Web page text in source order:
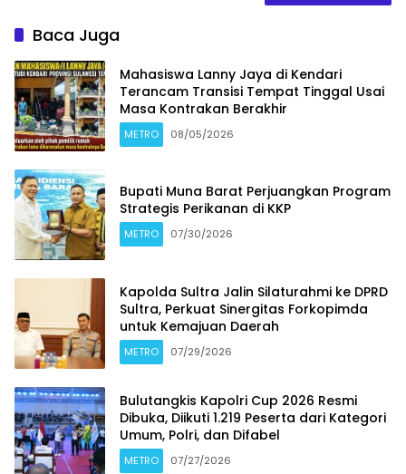
Baca Juga
Mahasiswa Lanny Jaya di Kendari
Terancam Transisi Tempat Tinggal Usai
Masa Kontrakan Berakhir
METRO 08/05/2026
Bupati Muna Barat Perjuangkan Program
Strategis Perikanan di KKP
METRO 07/30/2026
Kapolda Sultra Jalin Silaturahmi ke DPRD
Sultra, Perkuat Sinergitas Forkopimda
untuk Kemajuan Daerah
METRO 07/29/2026
Bulutangkis Kapolri Cup 2026 Resmi
Dibuka, Diikuti 1.219 Peserta dari Kategori
Umum, Polri, dan Difabel
METRO 07/27/2026